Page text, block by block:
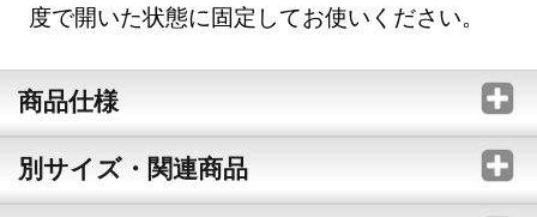
度で開いた状態に固定してお使いください。
商品仕様
別サイズ・関連商品